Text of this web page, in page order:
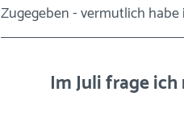
Zugegeben - vermutlich
Im Juli frage ich